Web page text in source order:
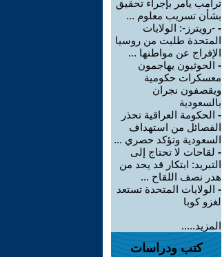
ترامب يأمر بإجراء تحقيق
بشأن تسريب معلوم ...
- -رويترز-: الولايات
المتحدة طلبت من روسيا
الإفراج عن مواطنها ...
- الحوثيون يهاجمون
معسكرات حكومية
ويقصفون نجران
بالسعودية
- الحكومة العراقية تحذر
الفصائل من استهداف
السعودية وتؤكد حصري ...
- لقاحات لا تحتاج إلى
التبريد: ابتكار قد يحد من
هدر نصف اللقاح ...
- الولايات المتحدة تستعد
لغزو كوبا
المزيد.....
كتب ودراسات